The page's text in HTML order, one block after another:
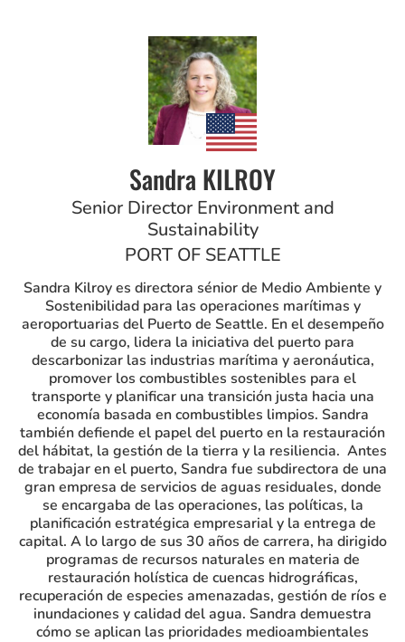
Sandra KILROY
Senior Director Environment and
Sustainability
PORT OF SEATTLE
Sandra Kilroy es directora sénior de Medio Ambiente y
Sostenibilidad para las operaciones marítimas y
aeroportuarias del Puerto de Seattle. En el desempeño
de su cargo, lidera la iniciativa del puerto para
descarbonizar las industrias marítima y aeronáutica,
promover los combustibles sostenibles para el
transporte y planificar una transición justa hacia una
economía basada en combustibles limpios. Sandra
también defiende el papel del puerto en la restauración
del hábitat, la gestión de la tierra y la resiliencia. Antes
de trabajar en el puerto, Sandra fue subdirectora de una
gran empresa de servicios de aguas residuales, donde
se encargaba de las operaciones, las políticas, la
planificación estratégica empresarial y la entrega de
capital. A lo largo de sus 30 años de carrera, ha dirigido
programas de recursos naturales en materia de
restauración holística de cuencas hidrográficas,
recuperación de especies amenazadas, gestión de ríos e
inundaciones y calidad del agua. Sandra demuestra
cómo se aplican las prioridades medioambientales